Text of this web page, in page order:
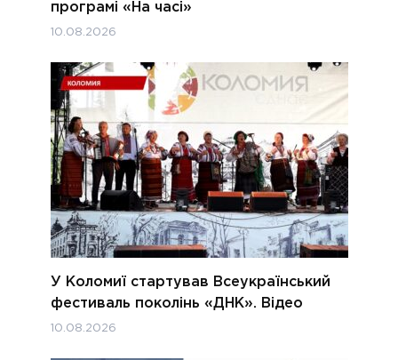
програмі «На часі»
10.08.2026
У Коломиї стартував Всеукраїнський
фестиваль поколінь «ДНК». Відео
10.08.2026